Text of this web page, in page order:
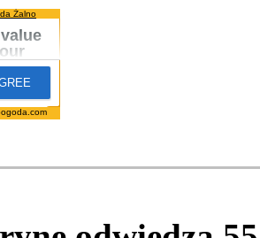
Żalno